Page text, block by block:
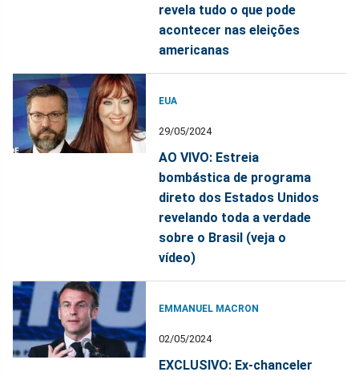
revela tudo o que pode
acontecer nas eleições
americanas
EUA
29/05/2024
AO VIVO: Estreia
bombástica de programa
direto dos Estados Unidos
revelando toda a verdade
sobre o Brasil (veja o
vídeo)
EMMANUEL MACRON
02/05/2024
EXCLUSIVO: Ex-chanceler